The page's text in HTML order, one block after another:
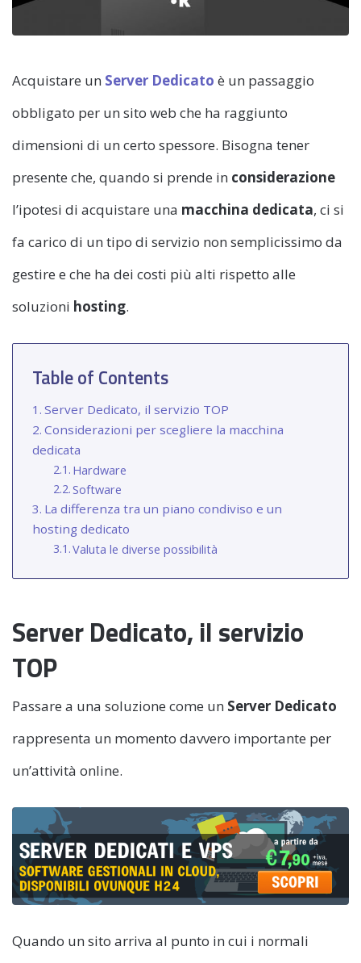
Acquistare un Server Dedicato è un passaggio
obbligato per un sito web che ha raggiunto
dimensioni di un certo spessore. Bisogna tener
presente che, quando si prende in considerazione
l’ipotesi di acquistare una macchina dedicata, ci si
fa carico di un tipo di servizio non semplicissimo da
gestire e che ha dei costi più alti rispetto alle
soluzioni hosting.
Table of Contents
Server Dedicato, il servizio TOP
Considerazioni per scegliere la macchina
dedicata
Hardware
Software
La differenza tra un piano condiviso e un
hosting dedicato
Valuta le diverse possibilità
Server Dedicato, il servizio
TOP
Passare a una soluzione come un Server Dedicato
rappresenta un momento davvero importante per
un’attività online.
Quando un sito arriva al punto in cui i normali